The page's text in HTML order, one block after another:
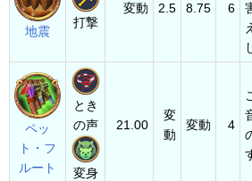
地震
打撃
変動 2.5 8.75 6
ペッ
ト・フ
ルート
とき
の声
変身
21.00
変
動
変動 4